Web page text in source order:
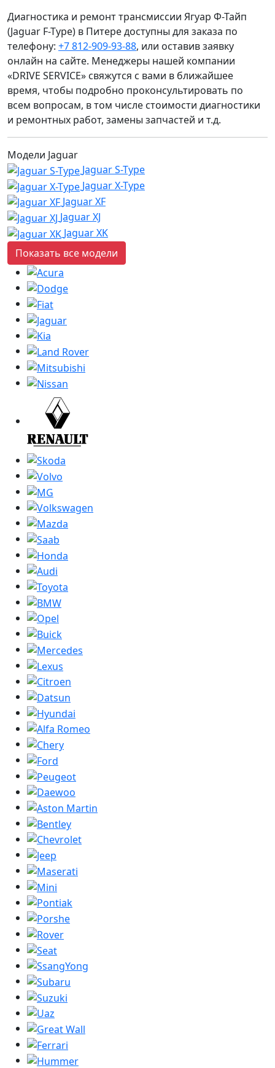
Диагностика и ремонт трансмиссии Ягуар Ф-Тайп
(Jaguar F-Type) в Питере доступны для заказа по
телефону: +7 812-909-93-88, или оставив заявку
онлайн на сайте. Менеджеры нашей компании
«DRIVE SERVICE» свяжутся с вами в ближайшее
время, чтобы подробно проконсультировать по
всем вопросам, в том числе стоимости диагностики
и ремонтных работ, замены запчастей и т.д.
Модели Jaguar
Jaguar S-Type
Jaguar X-Type
Jaguar XF
Jaguar XJ
Jaguar XK
Показать все модели